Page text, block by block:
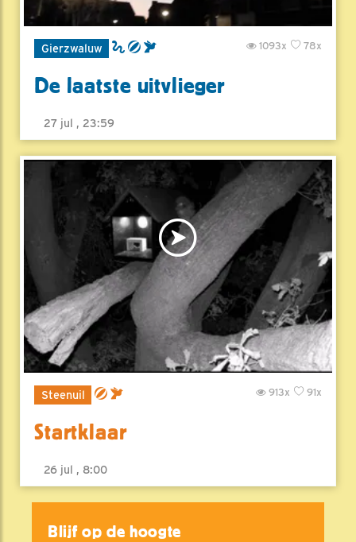
Gierzwaluw 78x
1093x
De laatste uitvlieger
27 jul , 23:59
Steenuil 91x
913x
Startklaar
26 jul , 8:00
Blijf op de hoogte